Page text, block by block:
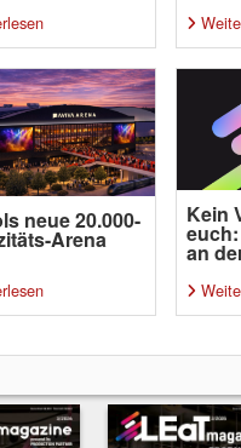
neue 20.000-
Arena
Kein
an